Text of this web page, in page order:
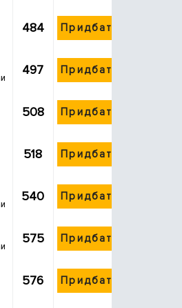
484 Придбати
497 Придбати
508 Придбати
518 Придбати
540 Придбати
575 Придбати
576 Придбати